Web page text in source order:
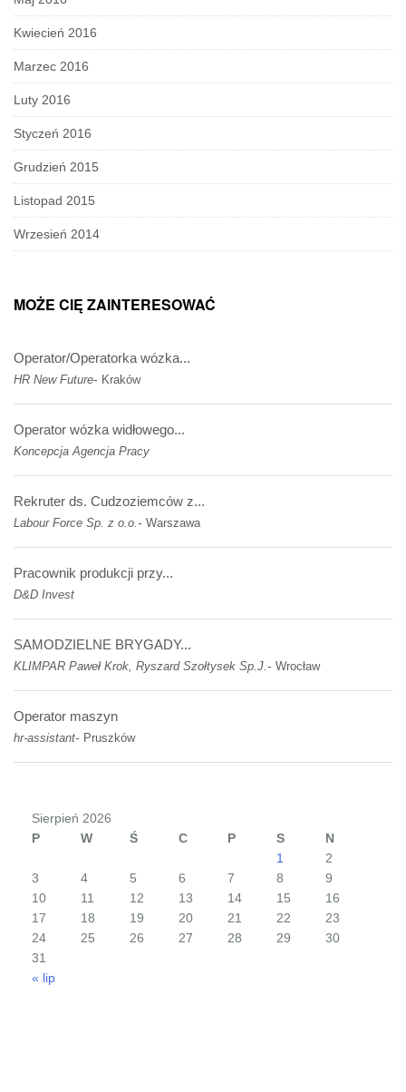
Kwiecień 2016
Marzec 2016
Luty 2016
Styczeń 2016
Grudzień 2015
Listopad 2015
Wrzesień 2014
MOŻE CIĘ ZAINTERESOWAĆ
Operator/Operatorka wózka...
HR New Future- Kraków
Operator wózka widłowego...
Koncepcja Agencja Pracy
Rekruter ds. Cudzoziemców z...
Labour Force Sp. z o.o.- Warszawa
Pracownik produkcji przy...
D&D Invest
SAMODZIELNE BRYGADY...
KLIMPAR Paweł Krok, Ryszard Szołtysek Sp.J.- Wrocław
Operator maszyn
hr-assistant- Pruszków
Sierpień 2026
P
W Ś C P S N
« lip
1
2
3
4 5 6 7 8
9
10
11 12 13 14 15
16
17
18 19 20 21 22
23
24
25 26 27 28 29
30
31